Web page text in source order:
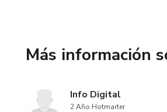
Más información
Info Digital
2 Año Hotmarter